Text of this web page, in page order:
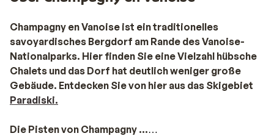
Champagny en Vanoise ist ein traditionelles
savoyardisches Bergdorf am Rande des Vanoise-
Nationalparks. Hier finden Sie eine Vielzahl hübsche
Chalets und das Dorf hat deutlich weniger große
Gebäude. Entdecken Sie von hier aus das Skigebiet
Paradiski.
Die Pisten von Champagny ...